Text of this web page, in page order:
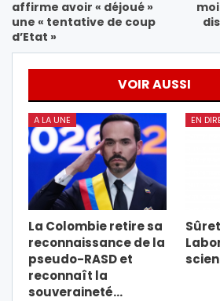
affirme avoir « déjoué »
une « tentative de coup
d’Etat »
VOIR AUSSI
A LA UNE
La Colombie retire sa
reconnaissance de la
pseudo-RASD et
reconnaît la
souveraineté…
EN